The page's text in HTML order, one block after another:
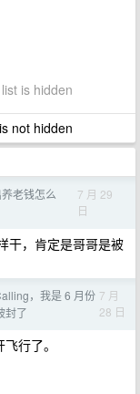
is hidden
not hidden
老钱怎么
7 月 29
日
干，肯定是哥哥是被
，我是 6 月份
封了
7 月
28 日
行了。